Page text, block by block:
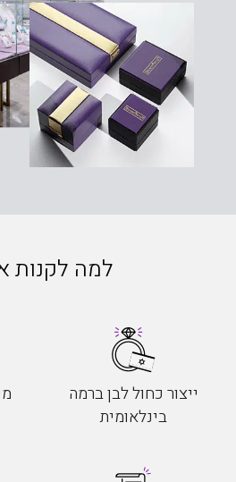
למה לקנות
ייצור כחול לבן ברמה
בינלאומית